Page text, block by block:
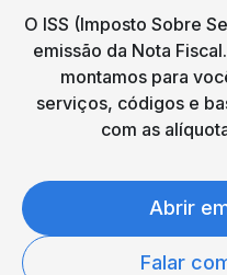
O ISS (Imposto Sobre
emissão da Nota
montamos para
serviços, códigos e
com as
Abrir
Falar